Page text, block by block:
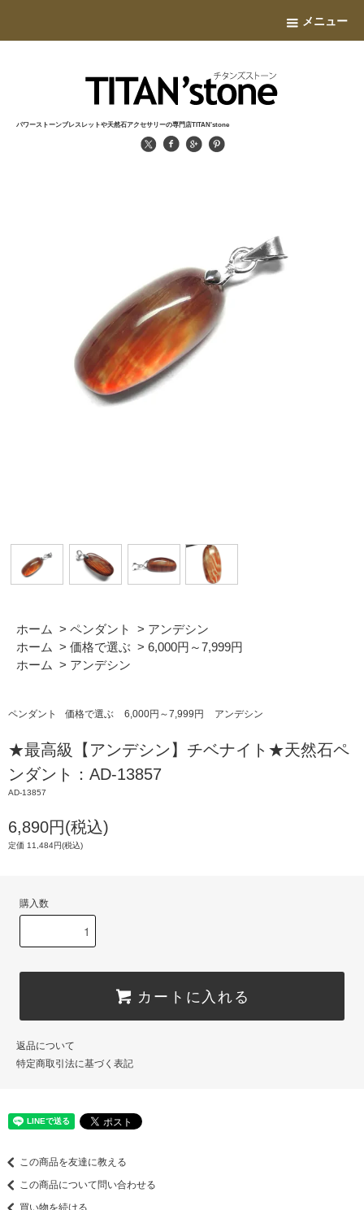
メニュー
パワーストーンブレスレットや天然石アクセサリーの専門店TITAN'stone
ホーム > ペンダント > アンデシン
ホーム > 価格で選ぶ > 6,000円～7,999円
ホーム > アンデシン
ペンダント 価格で選ぶ 6,000円～7,999円 アンデシン
★最高級【アンデシン】チベナイト★天然石ペ
ンダント：AD-13857
AD-13857
6,890円(税込)
定価 11,484円(税込)
購入数
カートに入れる
返品について
特定商取引法に基づく表記
この商品を友達に教える
この商品について問い合わせる